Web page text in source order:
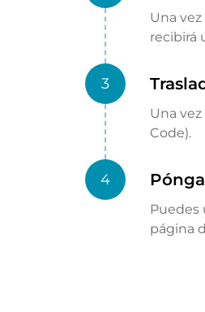
Una
recibirá
3
Una
Code).
4
Puedes
página